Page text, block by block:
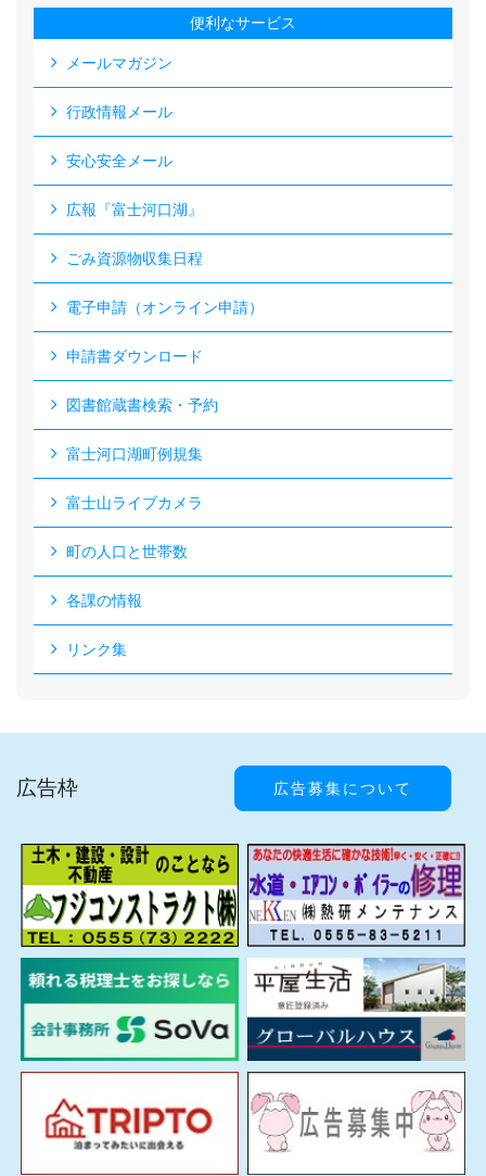
便利なサービス
メールマガジン
行政情報メール
安心安全メール
広報『富士河口湖』
ごみ資源物収集日程
電子申請（オンライン申請）
申請書ダウンロード
図書館蔵書検索・予約
富士河口湖町例規集
富士山ライブカメラ
町の人口と世帯数
各課の情報
リンク集
広告枠 広告募集について